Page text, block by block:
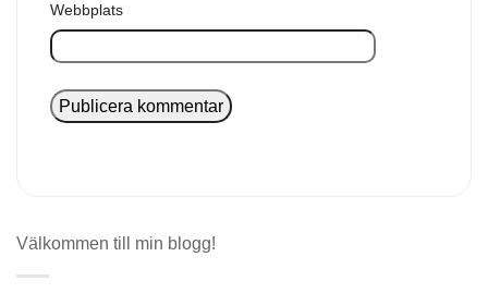
Webbplats
Välkommen till min blogg!